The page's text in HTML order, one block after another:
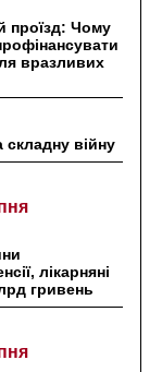
проїзд: Чому
вразливих
складну війну
лікарняні
гривень